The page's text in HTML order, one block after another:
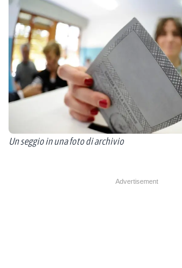
Un seggio in una foto di archivio